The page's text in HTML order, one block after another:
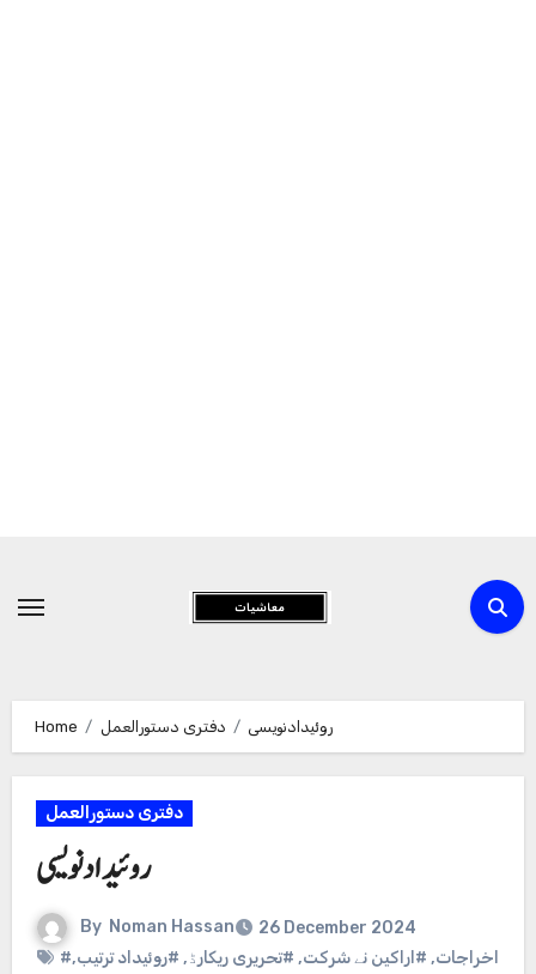
Content
Home دفتری دستورالعمل روئیدادنویسی
دفتری دستورالعمل
روئیدادنویسی
By Noman Hassan
26 December 2024
#اخراجات, #اراکین نے شرکت, #تحریری ریکارڈ, #روئیداد ترتیب,